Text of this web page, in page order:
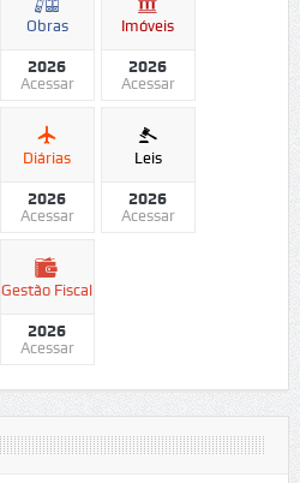
Obras
2026
Acessar
Imóveis
2026
Acessar
Diárias
2026
Acessar
Leis
2026
Acessar
Gestão Fiscal
2026
Acessar